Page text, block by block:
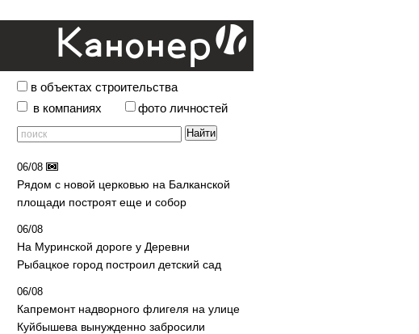
в объектах строительства
в компаниях
фото личностей
06/08
Рядом с новой церковью на Балканской
площади построят еще и собор
06/08
На Муринской дороге у Деревни
Рыбацкое город построил детский сад
06/08
Капремонт надворного флигеля на улице
Куйбышева вынужденно забросили